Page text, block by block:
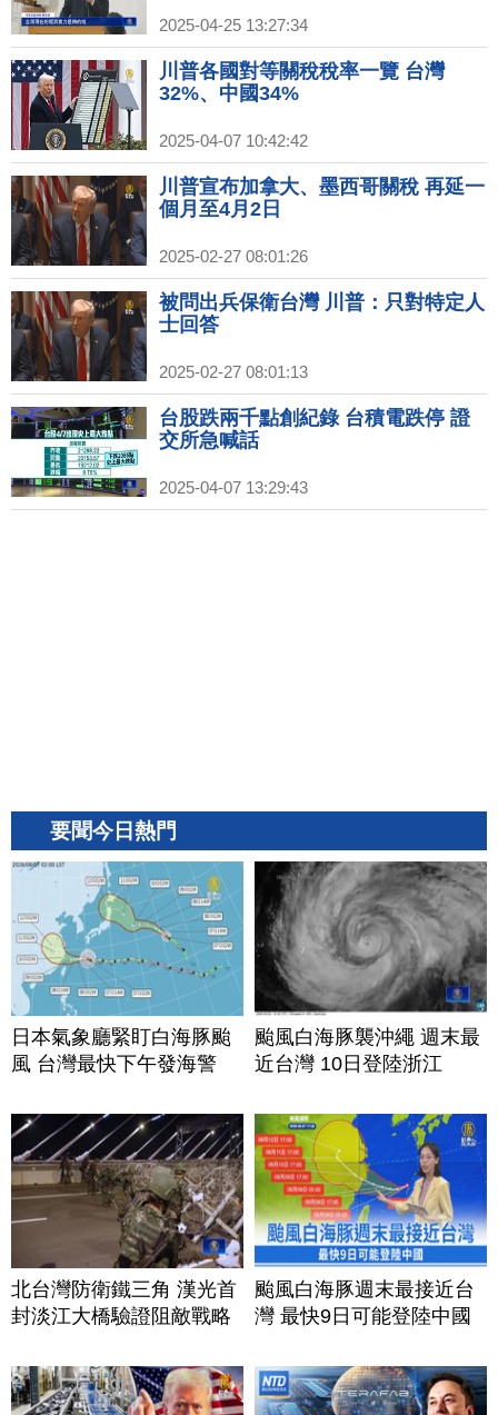
2025-04-25 13:27:34
川普各國對等關稅稅率一覽 台灣
32%、中國34%
2025-04-07 10:42:42
川普宣布加拿大、墨西哥關稅 再延一
個月至4月2日
2025-02-27 08:01:26
被問出兵保衛台灣 川普：只對特定人
士回答
2025-02-27 08:01:13
台股跌兩千點創紀錄 台積電跌停 證
交所急喊話
2025-04-07 13:29:43
要聞今日熱門
日本氣象廳緊盯白海豚颱
風 台灣最快下午發海警
颱風白海豚襲沖繩 週末最
近台灣 10日登陸浙江
北台灣防衛鐵三角 漢光首
封淡江大橋驗證阻敵戰略
颱風白海豚週末最接近台
灣 最快9日可能登陸中國